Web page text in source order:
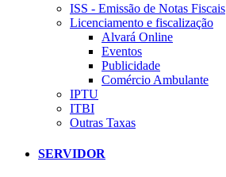
ISS - Emissão de Notas Fiscais
Licenciamento e fiscalização
Alvará Online
Eventos
Publicidade
Comércio Ambulante
IPTU
ITBI
Outras Taxas
SERVIDOR